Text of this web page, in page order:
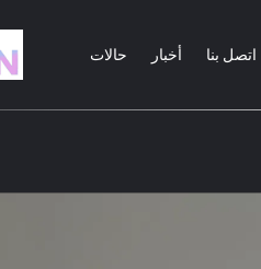
اتصل بنا أخبار حالات